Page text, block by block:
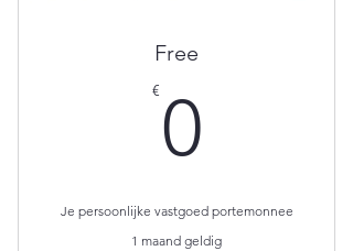
Free
€ 0
Je persoonlijke vastgoed portemonnee
1 maand geldig